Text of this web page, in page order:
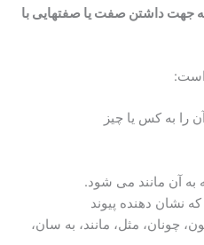
جهت داشتن صفت یا صفتهایی با
است:
را به کس یا چیز
آن مانند می شود.
نشان دهنده پیوند
چونان، مثل، مانند، به سان،